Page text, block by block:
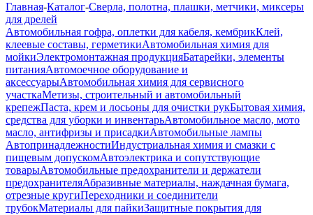
Главная-Каталог-Сверла, полотна, плашки, метчики, миксеры
для дрелей
Автомобильная гофра, оплетки для кабеля, кембрикКлей,
клеевые составы, герметикиАвтомобильная химия для
мойкиЭлектромонтажная продукцияБатарейки, элементы
питанияАвтомоечное оборудование и
аксессуарыАвтомобильная химия для сервисного
участкаМетизы, строительный и автомобильный
крепежПаста, крем и лосьоны для очистки рукБытовая химия,
средства для уборки и инвентарьАвтомобильное масло, мото
масло, антифризы и присадкиАвтомобильные лампы
АвтопринадлежностиИндустриальная химия и смазки с
пищевым допускомАвтоэлектрика и сопутствующие
товарыАвтомобильные предохранители и держатели
предохранителяАбразивные материалы, наждачная бумага,
отрезные кругиПереходники и соединители
трубокМатериалы для пайкиЗащитные покрытия для